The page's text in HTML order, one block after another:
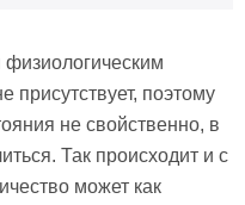
физиологическим
присутствует, поэтому
не свойственно, в
Так происходит и с
может как